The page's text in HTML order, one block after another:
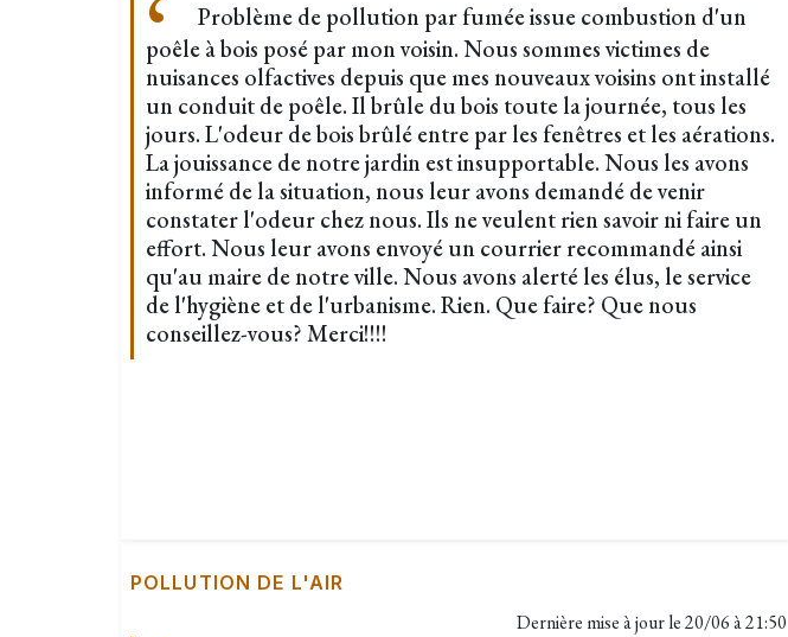
Problème de pollution par fumée issue combustion d'un
poêle à bois posé par mon voisin. Nous sommes victimes de
nuisances olfactives depuis que mes nouveaux voisins ont installé
un conduit de poêle. Il brûle du bois toute la journée, tous les
jours. L'odeur de bois brûlé entre par les fenêtres et les aérations.
La jouissance de notre jardin est insupportable. Nous les avons
informé de la situation, nous leur avons demandé de venir
constater l'odeur chez nous. Ils ne veulent rien savoir ni faire un
effort. Nous leur avons envoyé un courrier recommandé ainsi
qu'au maire de notre ville. Nous avons alerté les élus, le service
de l'hygiène et de l'urbanisme. Rien. Que faire? Que nous
conseillez-vous? Merci!!!!
POLLUTION DE L'AIR
Dernière mise à jour le20/06 à 21:50